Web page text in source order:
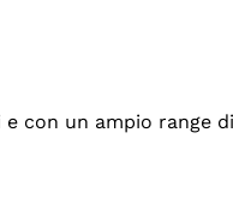
un ampio range